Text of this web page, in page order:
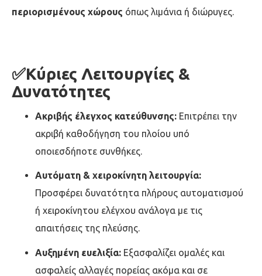
περιορισμένους χώρους όπως λιμάνια ή διώρυγες.
✅Κύριες Λειτουργίες &
Δυνατότητες
Ακριβής έλεγχος κατεύθυνσης: Επιτρέπει την
ακριβή καθοδήγηση του πλοίου υπό
οποιεσδήποτε συνθήκες.
Αυτόματη & χειροκίνητη λειτουργία:
Προσφέρει δυνατότητα πλήρους αυτοματισμού
ή χειροκίνητου ελέγχου ανάλογα με τις
απαιτήσεις της πλεύσης.
Αυξημένη ευελιξία: Εξασφαλίζει ομαλές και
ασφαλείς αλλαγές πορείας ακόμα και σε